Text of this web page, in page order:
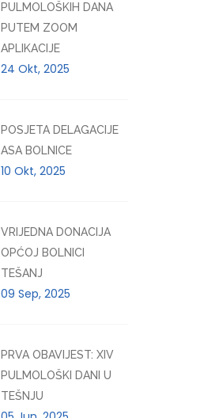
PULMOLOŠKIH DANA
PUTEM ZOOM
APLIKACIJE
24 Okt, 2025
POSJETA DELAGACIJE
ASA BOLNICE
10 Okt, 2025
VRIJEDNA DONACIJA
OPĆOJ BOLNICI
TEŠANJ
09 Sep, 2025
PRVA OBAVIJEST: XIV
PULMOLOŠKI DANI U
TEŠNJU